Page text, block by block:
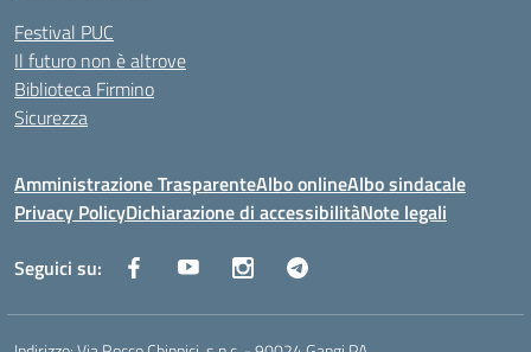
Festival PUC
Il futuro non è altrove
Biblioteca Firmino
Sicurezza
Amministrazione TrasparenteAlbo onlineAlbo sindacale
Privacy PolicyDichiarazione di accessibilitàNote legali
Seguici su: